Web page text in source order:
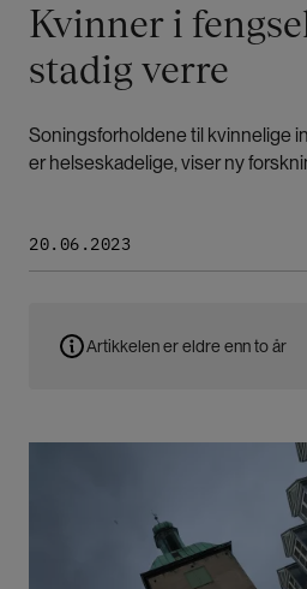
m
a
a
s
Kvinner i
stadig verre
Soningsforholdene til kvinnelige
er helseskadelige, viser ny
20.06.2023
Artikkelen er eldre enn to år